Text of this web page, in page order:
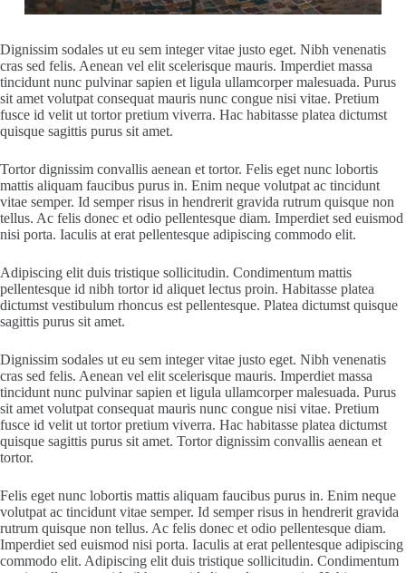
Dignissim sodales ut eu sem integer vitae justo eget. Nibh venenatis
cras sed felis. Aenean vel elit scelerisque mauris. Imperdiet massa
tincidunt nunc pulvinar sapien et ligula ullamcorper malesuada. Purus
sit amet volutpat consequat mauris nunc congue nisi vitae. Pretium
fusce id velit ut tortor pretium viverra. Hac habitasse platea dictumst
quisque sagittis purus sit amet.
Tortor dignissim convallis aenean et tortor. Felis eget nunc lobortis
mattis aliquam faucibus purus in. Enim neque volutpat ac tincidunt
vitae semper. Id semper risus in hendrerit gravida rutrum quisque non
tellus. Ac felis donec et odio pellentesque diam. Imperdiet sed euismod
nisi porta. Iaculis at erat pellentesque adipiscing commodo elit.
Adipiscing elit duis tristique sollicitudin. Condimentum mattis
pellentesque id nibh tortor id aliquet lectus proin. Habitasse platea
dictumst vestibulum rhoncus est pellentesque. Platea dictumst quisque
sagittis purus sit amet.
Dignissim sodales ut eu sem integer vitae justo eget. Nibh venenatis
cras sed felis. Aenean vel elit scelerisque mauris. Imperdiet massa
tincidunt nunc pulvinar sapien et ligula ullamcorper malesuada. Purus
sit amet volutpat consequat mauris nunc congue nisi vitae. Pretium
fusce id velit ut tortor pretium viverra. Hac habitasse platea dictumst
quisque sagittis purus sit amet. Tortor dignissim convallis aenean et
tortor.
Felis eget nunc lobortis mattis aliquam faucibus purus in. Enim neque
volutpat ac tincidunt vitae semper. Id semper risus in hendrerit gravida
rutrum quisque non tellus. Ac felis donec et odio pellentesque diam.
Imperdiet sed euismod nisi porta. Iaculis at erat pellentesque adipiscing
commodo elit. Adipiscing elit duis tristique sollicitudin. Condimentum